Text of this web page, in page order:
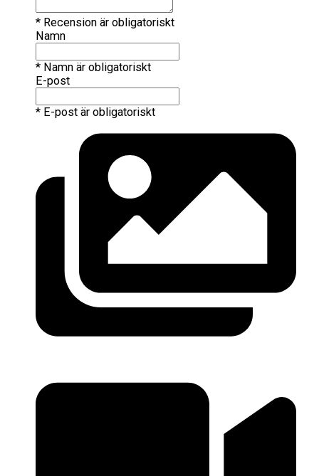
* Recension är obligatoriskt
Namn
* Namn är obligatoriskt
E-post
* E-post är obligatoriskt